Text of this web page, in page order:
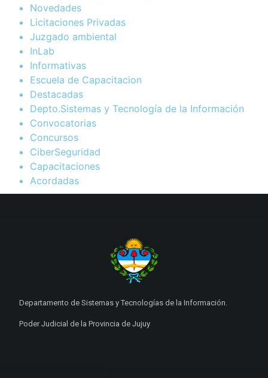
Novedades
Licitaciones Privadas
Juzgado ambiental
InLab
Informativas
Escuela de Capacitacion
Destacadas
Depto.Sistemas y Tecnología de la Información
Convocatorias
Concursos
CiberSeguridad
Capacitaciones
Acordadas
Departamento de Sistemas y Tecnologías de la Información.
Poder Judicial de la Provincia de Jujuy